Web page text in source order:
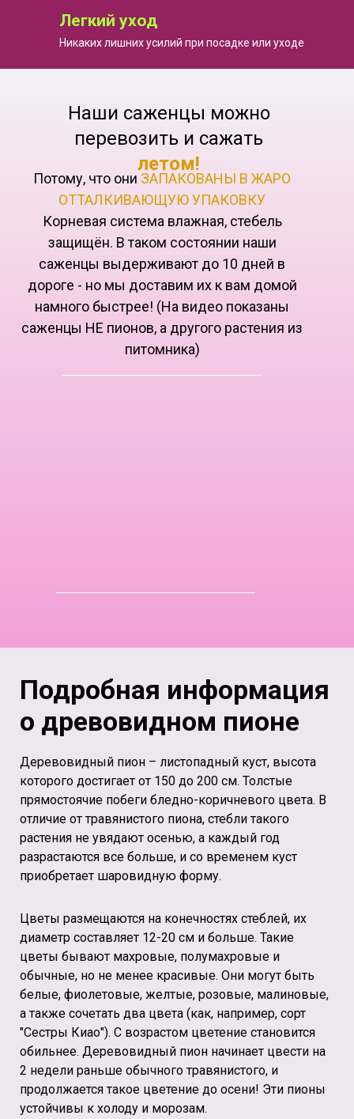
Легкий уход
Никаких лишних усилий при посадке или уходе
Наши саженцы можно
перевозить и сажать
летом!
Потому, что они ЗАПАКОВАНЫ В ЖАРО
ОТТАЛКИВАЮЩУЮ УПАКОВКУ
Корневая система влажная, стебель
защищён. В таком состоянии наши
саженцы выдерживают до 10 дней в
дороге - но мы доставим их к вам домой
намного быстрее! (На видео показаны
саженцы НЕ пионов, а другого растения из
питомника)
Подробная информация
о древовидном пионе
Деревовидный пион – листопадный куст, высота
которого достигает от 150 до 200 см. Толстые
прямостоячие побеги бледно-коричневого цвета. В
отличие от травянистого пиона, стебли такого
растения не увядают осенью, а каждый год
разрастаются все больше, и со временем куст
приобретает шаровидную форму.
Цветы размещаются на конечностях стеблей, их
диаметр составляет 12-20 см и больше. Такие
цветы бывают махровые, полумахровые и
обычные, но не менее красивые. Они могут быть
белые, фиолетовые, желтые, розовые, малиновые,
а также сочетать два цвета (как, например, сорт
"Сестры Киао"). С возрастом цветение становится
обильнее. Деревовидный пион начинает цвести на
2 недели раньше обычного травянистого, и
продолжается такое цветение до осени! Эти пионы
устойчивы к холоду и морозам.